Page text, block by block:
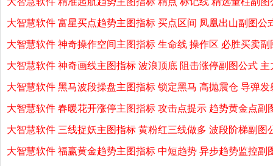
大智慧软件 富星买点趋势主图指标 买点区间 凤凰出山副图公
大智慧软件 神奇操作空间主图指标 生命线 操作区 必胜买卖
大智慧软件 神奇画线主图指标 波浪顶底 阻击涨停副图公式
大智慧软件 黑马波段操盘主图指标 锁定黑马 高抛震仓 导弹
大智慧软件 春暖花开涨停主图指标 攻击点提示 趋势黄金点副
大智慧软件 三线捉妖主图指标 黄粉红三线做多 波段阶梯副图
大智慧软件 福赢黄金趋势主图指标 中短趋势 异步趋势监控副